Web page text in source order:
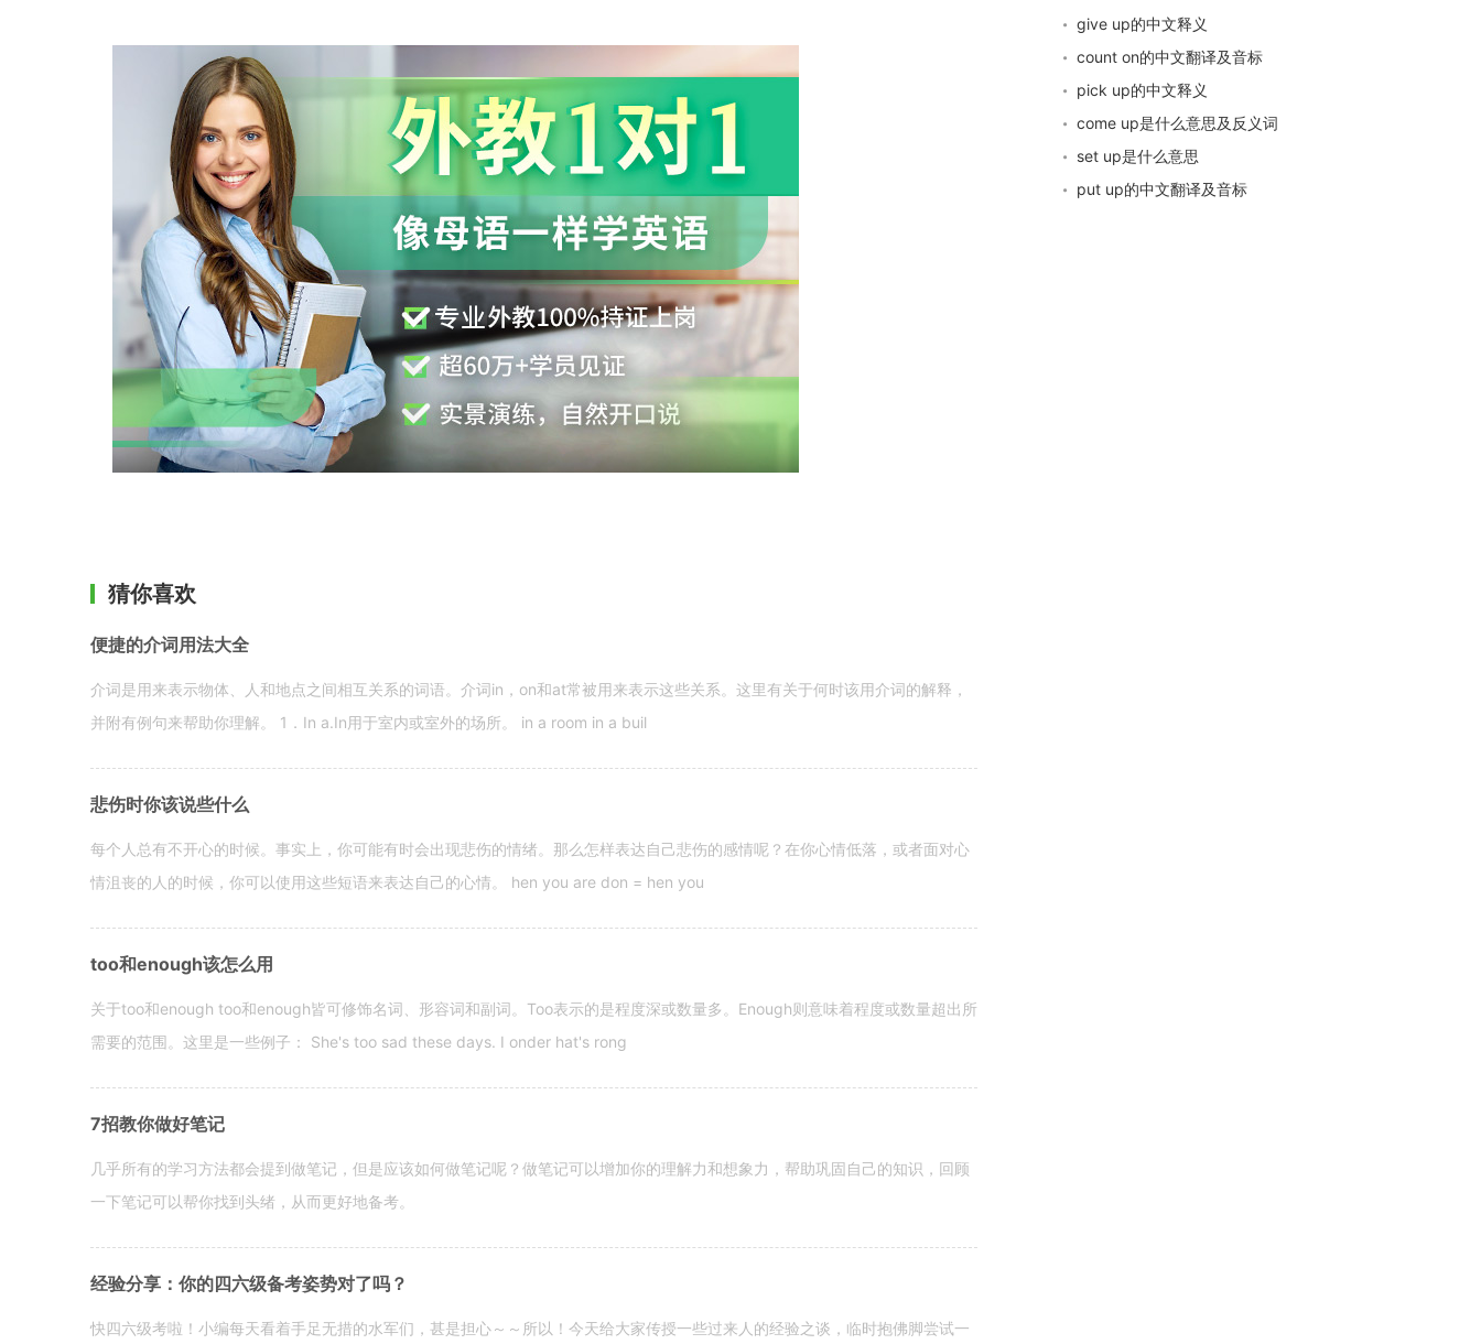
猜你喜欢
便捷的介词用法大全
介词是用来表示物体、人和地点之间相互关系的词语。介词in，on和at常被用来表示这些关系。这里有关于何时该用介词的解释，
并附有例句来帮助你理解。 1．In a.In用于室内或室外的场所。 in a room in a buil
悲伤时你该说些什么
每个人总有不开心的时候。事实上，你可能有时会出现悲伤的情绪。那么怎样表达自己悲伤的感情呢？在你心情低落，或者面对心
情沮丧的人的时候，你可以使用这些短语来表达自己的心情。 hen you are don = hen you
too和enough该怎么用
关于too和enough too和enough皆可修饰名词、形容词和副词。Too表示的是程度深或数量多。Enough则意味着程度或数量超出所
需要的范围。这里是一些例子： She's too sad these days. I onder hat's rong
7招教你做好笔记
几乎所有的学习方法都会提到做笔记，但是应该如何做笔记呢？做笔记可以增加你的理解力和想象力，帮助巩固自己的知识，回顾
一下笔记可以帮你找到头绪，从而更好地备考。
经验分享：你的四六级备考姿势对了吗？
快四六级考啦！小编每天看着手足无措的水军们，甚是担心～～所以！今天给大家传授一些过来人的经验之谈，临时抱佛脚尝试一
give up的中文释义
count on的中文翻译及音标
pick up的中文释义
come up是什么意思及反义词
set up是什么意思
put up的中文翻译及音标